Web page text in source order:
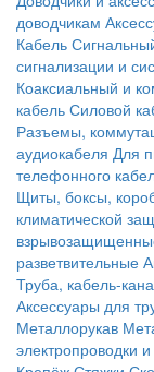
доводчикам
Кабель
сигнализации и
Коаксиальный и
кабель Силовой
Разъемы,
аудиокабеля Для
телефонного
Щиты, боксы,
климатической
разветвительные
Труба, кабель-
Аксессуары для
Металлорукав
электропроводки